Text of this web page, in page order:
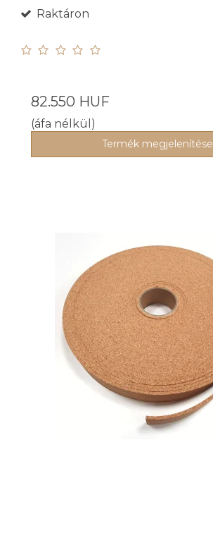
Raktáron
82.550 HUF
(áfa nélkül)
Termék megjelenítése